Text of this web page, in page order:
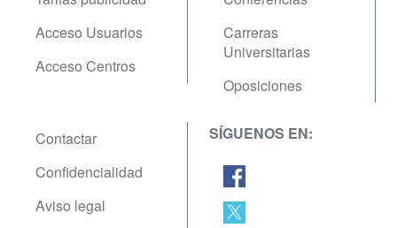
Acceso Usuarios
Acceso Centros
Carreras
Universitarias
Oposiciones
Contactar
Confidencialidad
Aviso legal
SÍGUENOS EN: